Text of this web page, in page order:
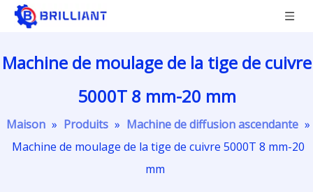
Machine de moulage de la tige de cuivre
5000T 8 mm-20 mm
Maison » Produits » Machine de diffusion ascendante »
Machine de moulage de la tige de cuivre 5000T 8 mm-20
mm